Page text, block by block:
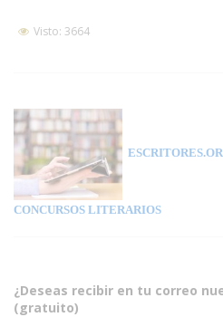
Visto: 3664
CONCURSOS LITERARIOS
¿Deseas recibir en tu correo
(gratuito)